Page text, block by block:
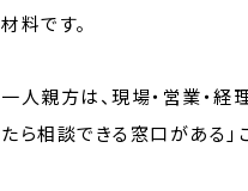
材料です。
一人親方は、現場・営業・経
たら相談できる窓口がある」